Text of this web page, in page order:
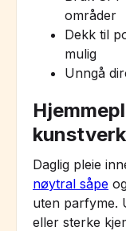
områder
Dekk til
mulig
Unngå
Daglig pleie
nøytral såpe
uten parfyme.
eller sterke